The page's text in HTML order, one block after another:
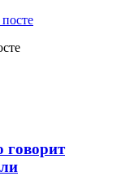
говорит